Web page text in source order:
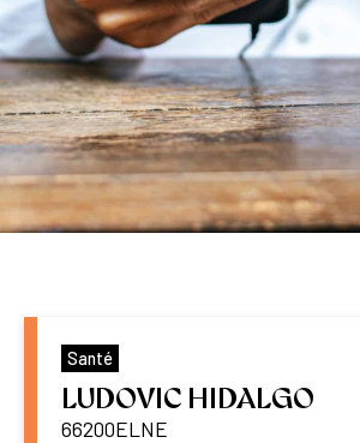
Santé
LUDOVIC HIDALGO
66200ELNE